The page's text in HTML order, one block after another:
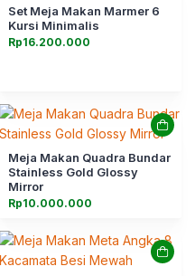
Set Meja Makan Marmer 6
Kursi Minimalis
Rp16.200.000
Meja Makan Quadra Bundar
Stainless Gold Glossy
Mirror
Rp10.000.000